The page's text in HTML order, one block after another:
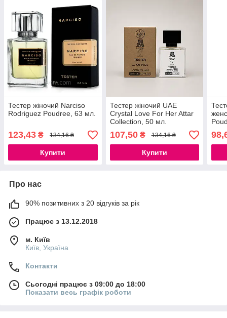
Тестер жіночий Narciso
Rodriguez Poudree, 63 мл.
123,43 ₴ 134,16 ₴
Купити
Тестер жіночий UAE
Crystal Love For Her Attar
Collection, 50 мл.
107,50₴ 134,16 ₴
Купити
Про нас
90% позитивних з 20 відгуків за рік
Працює з 13.12.2018
м. Київ
Київ, Україна
Контакти
Сьогодні працює з 09:00 до 18:00
Показати весь графік роботи